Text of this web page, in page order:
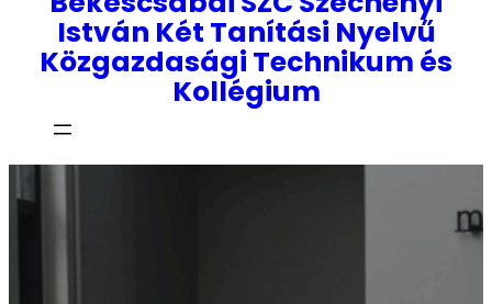
István Két Tanítási Nyelvű
Közgazdasági Technikum és
Kollégium